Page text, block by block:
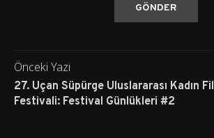
Önceki Yazı
27. Uçan Süpürge Uluslararası Kadın
Festivali: Festival Günlükleri #2